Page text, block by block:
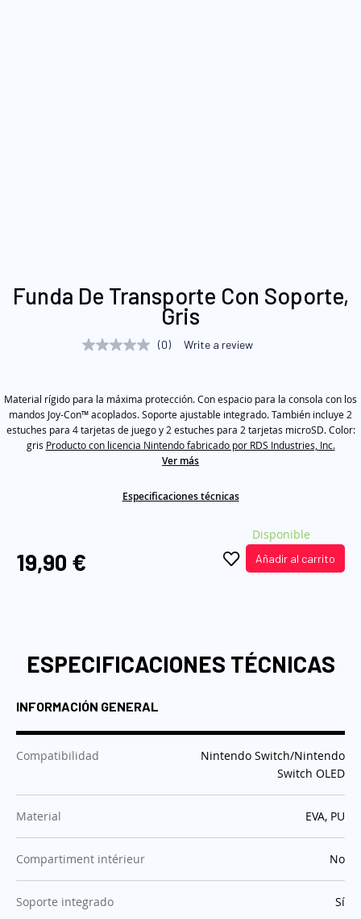
al
de
imágenes
Funda De Transporte Con Soporte,
Gris
No
page
link.
(0) Write a review
Material rígido para la máxima protección. Con espacio para la consola con los
mandos Joy-Con™ acoplados. Soporte ajustable integrado. También incluye 2
estuches para 4 tarjetas de juego y 2 estuches para 2 tarjetas microSD. Color:
gris Producto con licencia Nintendo fabricado por RDS Industries, Inc.
Ver más
Especificaciones técnicas
19,90 €
Disponible
Añadir al carrito
ESPECIFICACIONES TÉCNICAS
INFORMACIÓN GENERAL
Compatibilidad :Nintendo Switch/Nintendo
Switch OLED
Material :EVA, PU
Compartiment intérieur :No
Soporte integrado :Sí